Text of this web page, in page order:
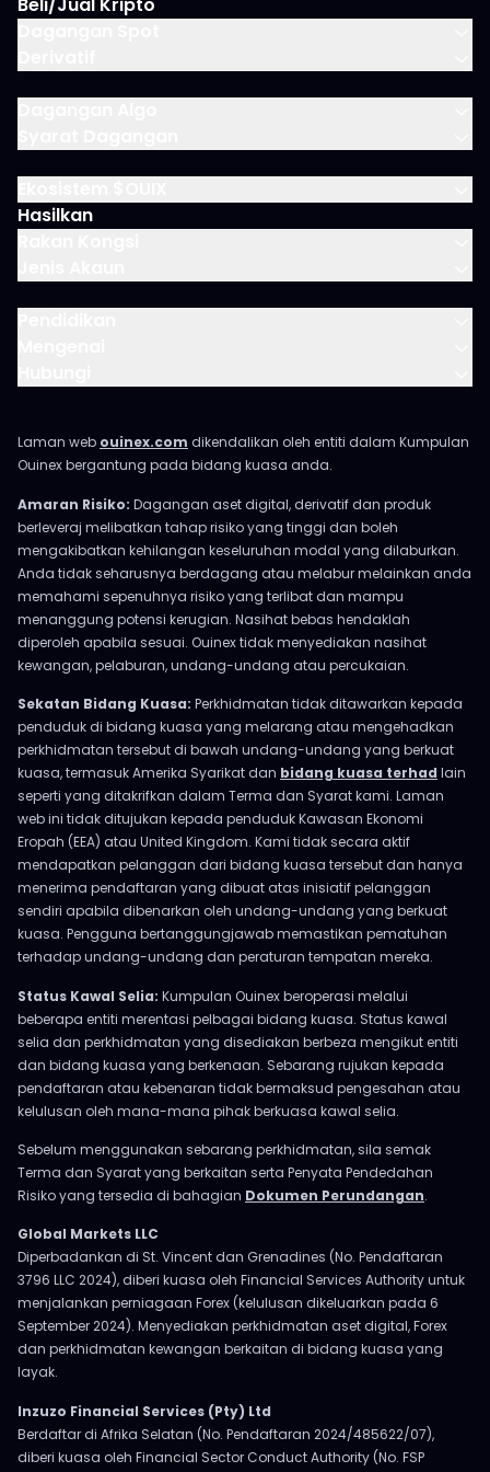
Beli/Jual Kripto
Hasilkan
Laman web ouinex.com dikendalikan oleh entiti dalam Kumpulan
Ouinex bergantung pada bidang kuasa anda.
Amaran Risiko: Dagangan aset digital, derivatif dan produk
berleveraj melibatkan tahap risiko yang tinggi dan boleh
mengakibatkan kehilangan keseluruhan modal yang dilaburkan.
Anda tidak seharusnya berdagang atau melabur melainkan anda
memahami sepenuhnya risiko yang terlibat dan mampu
menanggung potensi kerugian. Nasihat bebas hendaklah
diperoleh apabila sesuai. Ouinex tidak menyediakan nasihat
kewangan, pelaburan, undang-undang atau percukaian.
Sekatan Bidang Kuasa: Perkhidmatan tidak ditawarkan kepada
penduduk di bidang kuasa yang melarang atau mengehadkan
perkhidmatan tersebut di bawah undang-undang yang berkuat
kuasa, termasuk Amerika Syarikat dan bidang kuasa terhad lain
seperti yang ditakrifkan dalam Terma dan Syarat kami. Laman
web ini tidak ditujukan kepada penduduk Kawasan Ekonomi
Eropah (EEA) atau United Kingdom. Kami tidak secara aktif
mendapatkan pelanggan dari bidang kuasa tersebut dan hanya
menerima pendaftaran yang dibuat atas inisiatif pelanggan
sendiri apabila dibenarkan oleh undang-undang yang berkuat
kuasa. Pengguna bertanggungjawab memastikan pematuhan
terhadap undang-undang dan peraturan tempatan mereka.
Status Kawal Selia: Kumpulan Ouinex beroperasi melalui
beberapa entiti merentasi pelbagai bidang kuasa. Status kawal
selia dan perkhidmatan yang disediakan berbeza mengikut entiti
dan bidang kuasa yang berkenaan. Sebarang rujukan kepada
pendaftaran atau kebenaran tidak bermaksud pengesahan atau
kelulusan oleh mana-mana pihak berkuasa kawal selia.
Sebelum menggunakan sebarang perkhidmatan, sila semak
Terma dan Syarat yang berkaitan serta Penyata Pendedahan
Risiko yang tersedia di bahagian Dokumen Perundangan.
Global Markets LLC
Diperbadankan di St. Vincent dan Grenadines (No. Pendaftaran
3796 LLC 2024), diberi kuasa oleh Financial Services Authority untuk
menjalankan perniagaan Forex (kelulusan dikeluarkan pada 6
September 2024). Menyediakan perkhidmatan aset digital, Forex
dan perkhidmatan kewangan berkaitan di bidang kuasa yang
layak.
Inzuzo Financial Services (Pty) Ltd
Berdaftar di Afrika Selatan (No. Pendaftaran 2024/485622/07),
diberi kuasa oleh Financial Sector Conduct Authority (No. FSP